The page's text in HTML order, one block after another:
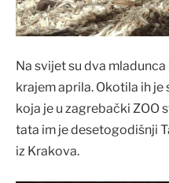
Na svijet su dva
krajem aprila. Okotila ih
koja je u zagrebački ZOO
tata im je desetogodišnji
iz Krakova.